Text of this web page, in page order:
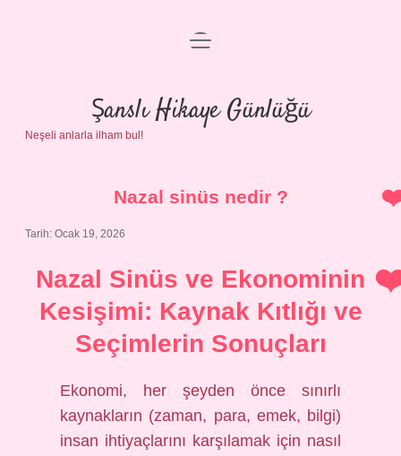
Anasayfa
Gizlilik Politikası
menüyü
Şanslı Hikaye Günlüğü
Neşeli anlarla ilham bul!
Nazal sinüs nedir ?
Tarih: Ocak 19, 2026
Nazal Sinüs ve Ekonominin
Kesişimi: Kaynak Kıtlığı ve
Seçimlerin Sonuçları
Ekonomi, her şeyden önce sınırlı
kaynakların (zaman, para, emek, bilgi)
insan ihtiyaçlarını karşılamak için nasıl